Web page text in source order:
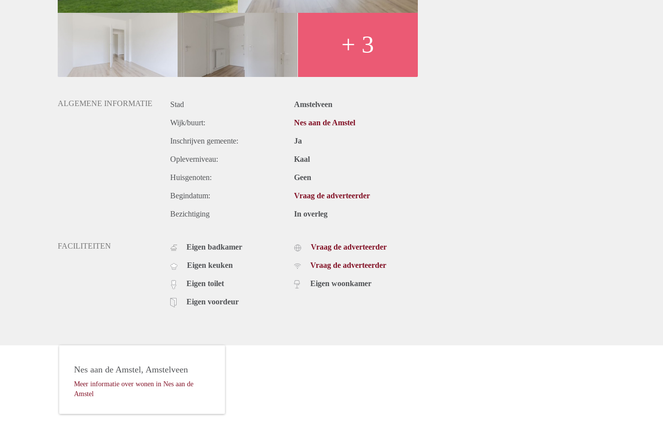
+ 3
ALGEMENE INFORMATIE Stad Amstelveen
Wijk/buurt: Nes aan de Amstel
Inschrijven gemeente: Ja
Opleverniveau: Kaal
Huisgenoten: Geen
Begindatum: Vraag de adverteerder
Bezichtiging In overleg
FACILITEITEN Eigen badkamer
Eigen keuken
Eigen toilet
Eigen voordeur
Vraag de adverteerder
Vraag de adverteerder
Eigen woonkamer
Nes aan de Amstel, Amstelveen
Meer informatie over wonen in Nes aan de
Amstel